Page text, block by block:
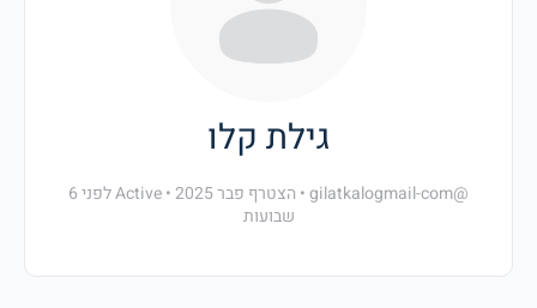
גילת קלו
@gilatkalogmail-com
• הצטרף פבר 2025 •
Active לפני 6
שבועות